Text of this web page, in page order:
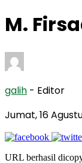
M.
galih - Editor
Jumat, 16
URL berhasil